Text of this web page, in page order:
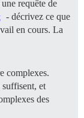
requête de
- décrivez ce que
en cours. La
complexes.
suffisent, et
des